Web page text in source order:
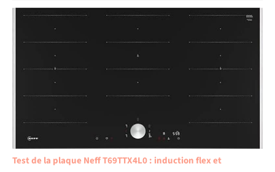
Test de la plaque Neff T69TTX4L0 : induction flex et